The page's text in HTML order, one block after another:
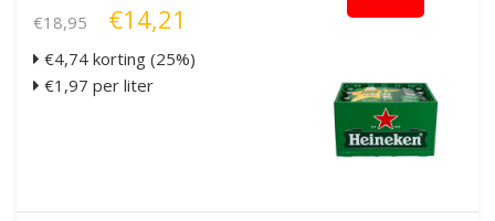
€18,95 €14,21
€4,74 korting (25%)
€1,97 per liter